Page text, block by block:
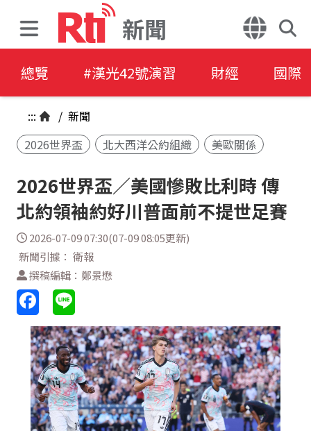
新聞
總覽 #漢光42號演習 財經 國際
::: / 新聞
2026世界盃
北大西洋公約組織 美歐關係
2026世界盃／美國慘敗比利時 傳
北約領袖約好川普面前不提世足賽
2026-07-09 07:30(07-09 08:05更新)
新聞引據： 衛報
撰稿編輯：鄭景懋